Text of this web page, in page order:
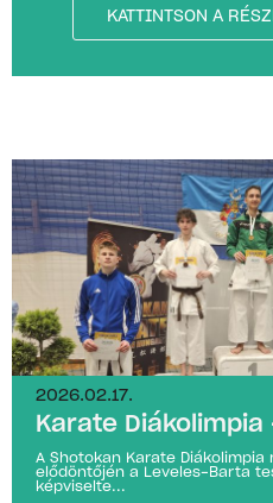
KATTINTSON A
2026.02.17.
Karate Diákolimpia
A Shotokan Karate Diákolimpia
elődöntőjén a Leveles-Barta
képviselte...